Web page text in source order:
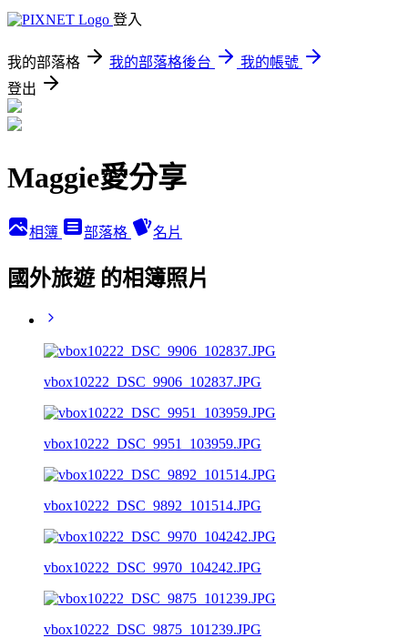
登入
我的部落格 我的部落格後台
我的帳號
登出
Maggie愛分享
相簿 部落格 名片
國外旅遊 的相簿照片
vbox10222_DSC_9906_102837.JPG
vbox10222_DSC_9951_103959.JPG
vbox10222_DSC_9892_101514.JPG
vbox10222_DSC_9970_104242.JPG
vbox10222_DSC_9875_101239.JPG